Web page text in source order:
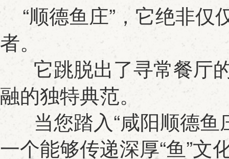
“顺德鱼庄”，它绝非仅
者。
它跳脱出了寻常餐厅
融的独特典范。
当您踏入“咸阳顺德鱼
一个能够传递深厚“鱼”文